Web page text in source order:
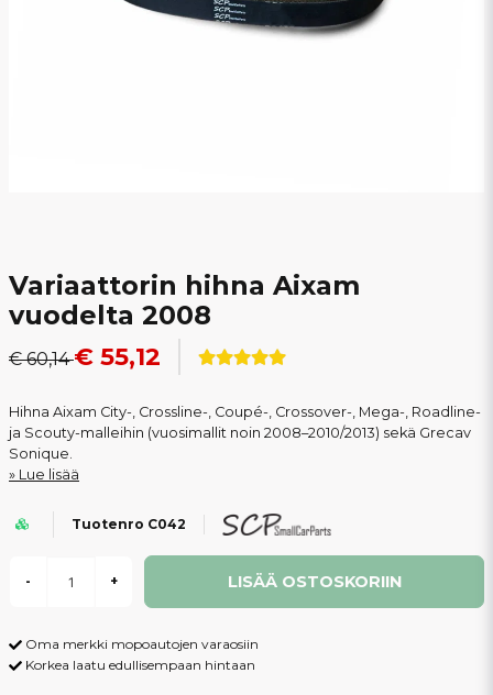
Variaattorin hihna Aixam
vuodelta 2008
€ 60,14€ 55,12
Hihna Aixam City-, Crossline-, Coupé-, Crossover-, Mega-, Roadline-
ja Scouty-malleihin (vuosimallit noin 2008–2010/2013) sekä Grecav
Sonique.
Lue lisää
Tuotenro C042
- + LISÄÄ OSTOSKORIIN
Oma merkki mopoautojen varaosiin
Korkea laatu edullisempaan hintaan